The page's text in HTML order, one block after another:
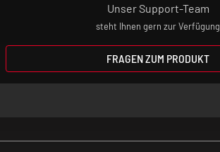
Unser Support-Team
steht Ihnen gern zur Verfügung
FRAGEN ZUM PRODUKT